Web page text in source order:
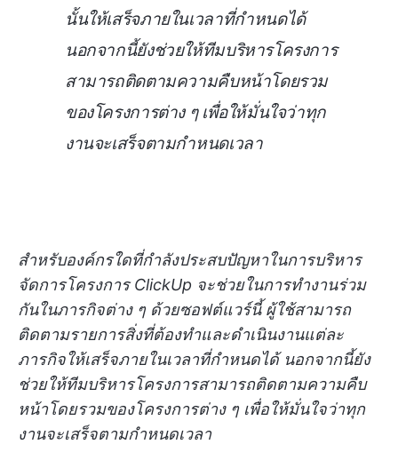
นั้นให้เสร็จภายในเวลาที่กำหนดได้
นอกจากนี้ยังช่วยให้ทีมบริหารโครงการ
สามารถติดตามความคืบหน้าโดยรวม
ของโครงการต่าง ๆ เพื่อให้มั่นใจว่าทุก
งานจะเสร็จตามกำหนดเวลา
สำหรับองค์กรใดที่กำลังประสบปัญหาในการบริหาร
จัดการโครงการ ClickUp จะช่วยในการทำงานร่วม
กันในภารกิจต่าง ๆ ด้วยซอฟต์แวร์นี้ ผู้ใช้สามารถ
ติดตามรายการสิ่งที่ต้องทำและดำเนินงานแต่ละ
ภารกิจให้เสร็จภายในเวลาที่กำหนดได้ นอกจากนี้ยัง
ช่วยให้ทีมบริหารโครงการสามารถติดตามความคืบ
หน้าโดยรวมของโครงการต่าง ๆ เพื่อให้มั่นใจว่าทุก
งานจะเสร็จตามกำหนดเวลา